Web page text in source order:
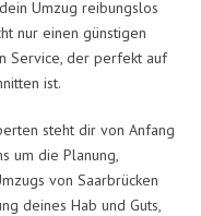
Umzug reibungslos
nur einen günstigen
Service, der perfekt auf
ist.
steht dir von Anfang
um die Planung,
von Saarbrücken
deines Hab und Guts,